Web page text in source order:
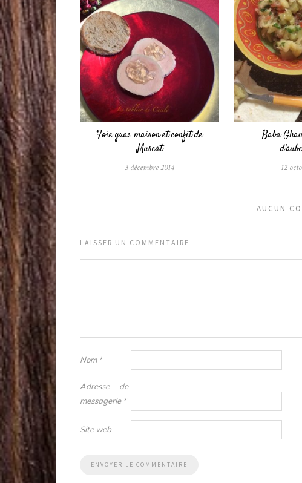
Foie gras maison et confit de
Muscat
3 décembre 2014
Baba
12
AUCUN
LAISSER UN COMMENTAIRE
Nom *
Adresse de
messagerie *
Site web